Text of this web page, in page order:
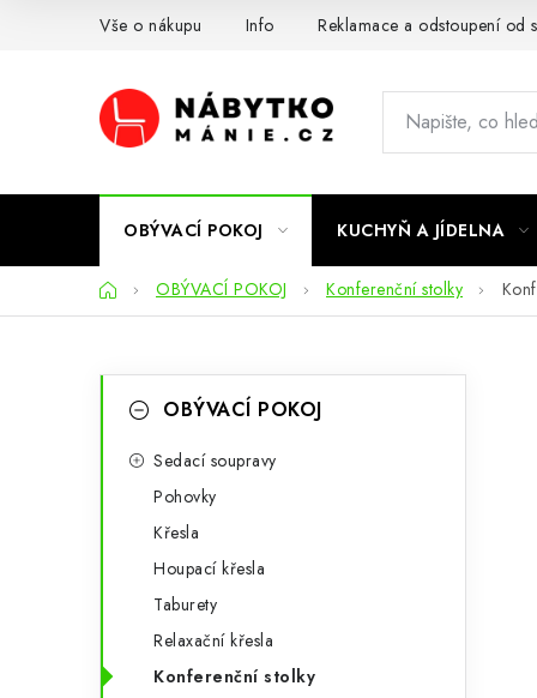
Vše o nákupu Info Reklamace a odstoupení od
OBÝVACÍ POKOJ KUCHYŇ A JÍDELNA
DomůOBÝVACÍ POKOJ Konferenční stolky
n
kategorie
i
OBÝVACÍ POKOJ
Sedací soupravy
Pohovky
Křesla
Houpací křesla
Taburety
Relaxační křesla
Konferenční stolky